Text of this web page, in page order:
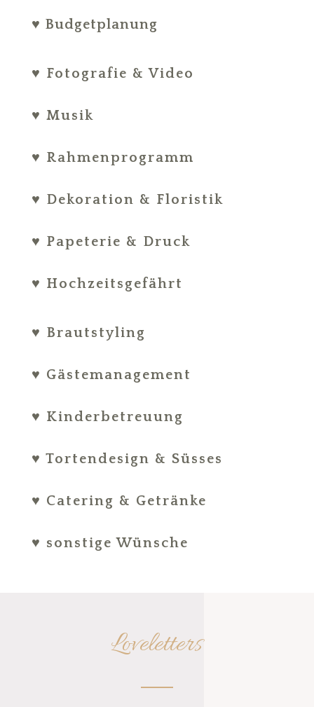
♥ Budgetplanung
♥ Fotografie & Video
♥ Musik
♥ Rahmenprogramm
♥ Dekoration & Floristik
♥ Papeterie & Druck
♥ Hochzeitsgefährt
♥ Brautstyling
♥ Gästemanagement
♥ Kinderbetreuung
♥ Tortendesign & Süsses
♥ Catering & Getränke
♥ sonstige Wünsche
Loveletters